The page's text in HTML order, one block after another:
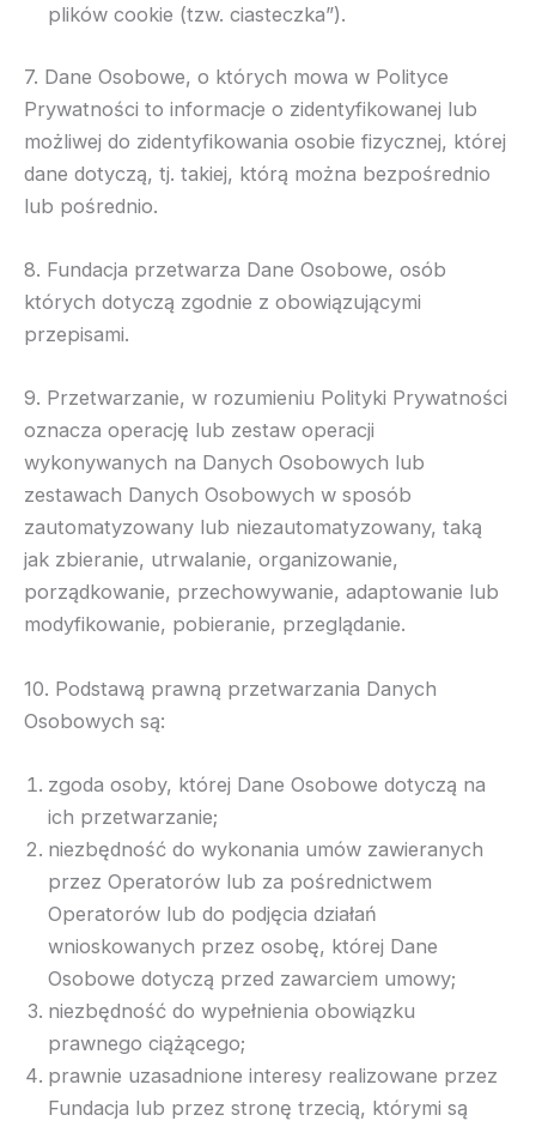
plików cookie (tzw. ciasteczka”).
7. Dane Osobowe, o których mowa w Polityce
Prywatności to informacje o zidentyfikowanej lub
możliwej do zidentyfikowania osobie fizycznej, której
dane dotyczą, tj. takiej, którą można bezpośrednio
lub pośrednio.
8. Fundacja przetwarza Dane Osobowe, osób
których dotyczą zgodnie z obowiązującymi
przepisami.
9. Przetwarzanie, w rozumieniu Polityki Prywatności
oznacza operację lub zestaw operacji
wykonywanych na Danych Osobowych lub
zestawach Danych Osobowych w sposób
zautomatyzowany lub niezautomatyzowany, taką
jak zbieranie, utrwalanie, organizowanie,
porządkowanie, przechowywanie, adaptowanie lub
modyfikowanie, pobieranie, przeglądanie.
10. Podstawą prawną przetwarzania Danych
Osobowych są:
zgoda osoby, której Dane Osobowe dotyczą na
ich przetwarzanie;
niezbędność do wykonania umów zawieranych
przez Operatorów lub za pośrednictwem
Operatorów lub do podjęcia działań
wnioskowanych przez osobę, której Dane
Osobowe dotyczą przed zawarciem umowy;
niezbędność do wypełnienia obowiązku
prawnego ciążącego;
prawnie uzasadnione interesy realizowane przez
Fundacja lub przez stronę trzecią, którymi są